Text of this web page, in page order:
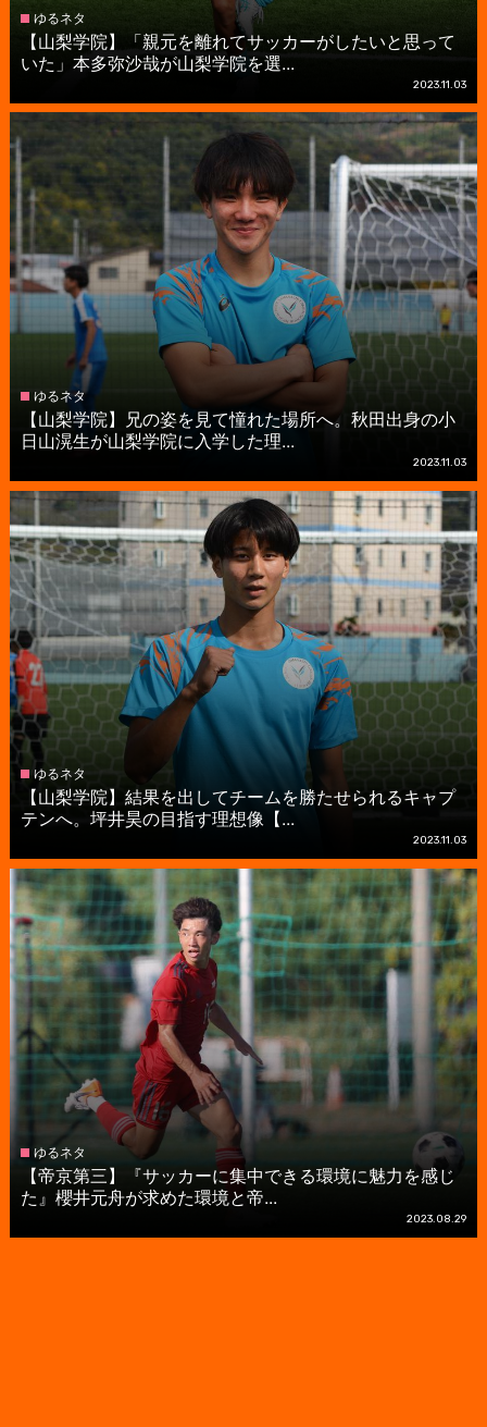
ゆるネタ
【山梨学院】「親元を離れてサッカーがしたいと思って
いた」本多弥沙哉が山梨学院を選...
2023.11.03
ゆるネタ
【山梨学院】兄の姿を見て憧れた場所へ。秋田出身の小
日山滉生が山梨学院に入学した理...
2023.11.03
ゆるネタ
【山梨学院】結果を出してチームを勝たせられるキャプ
テンへ。坪井昊の目指す理想像【...
2023.11.03
ゆるネタ
【帝京第三】『サッカーに集中できる環境に魅力を感じ
た』櫻井元舟が求めた環境と帝...
2023.08.29